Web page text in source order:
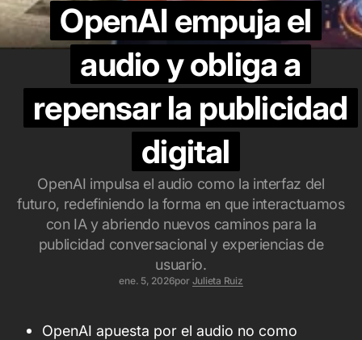
OpenAI empuja el
audio y obliga a
repensar la publicidad
digital
OpenAI impulsa el audio como la interfaz del
futuro, redefiniendo la forma en que interactuamos
con IA y abriendo nuevos caminos para la
publicidad conversacional y experiencias de
usuario.
ene. 5, 2026por Julieta Ruiz
OpenAI apuesta por el audio no como